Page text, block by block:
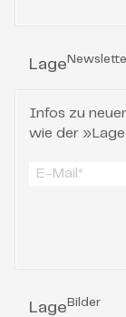
Lage
Infos zu
wie der »Lage
Lage Bilder